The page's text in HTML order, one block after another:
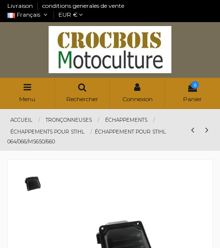
Livraison
conditions generales de vente
Français
EUR €
Menu Rechercher Connexion
0
Panier
ACCUEIL TRONÇONNEUSES
ÉCHAPPEMENTS
ÉCHAPPEMENTS POUR STIHL
ÉCHAPPEMENT POUR STIHL
064/066/MS650/660